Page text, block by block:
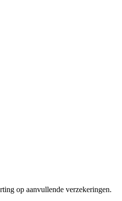
op aanvullende verzekeringen.